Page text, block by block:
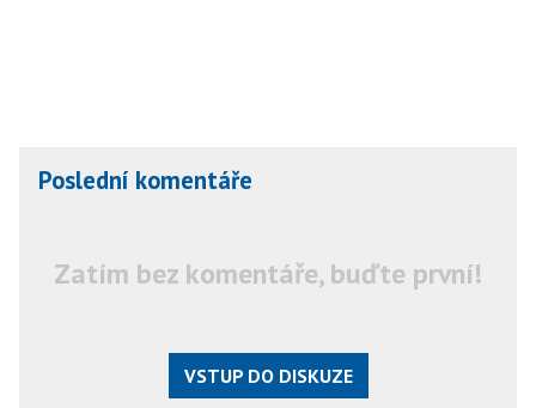
Poslední komentáře
Zatím bez komentáře, buďte první!
VSTUP DO DISKUZE